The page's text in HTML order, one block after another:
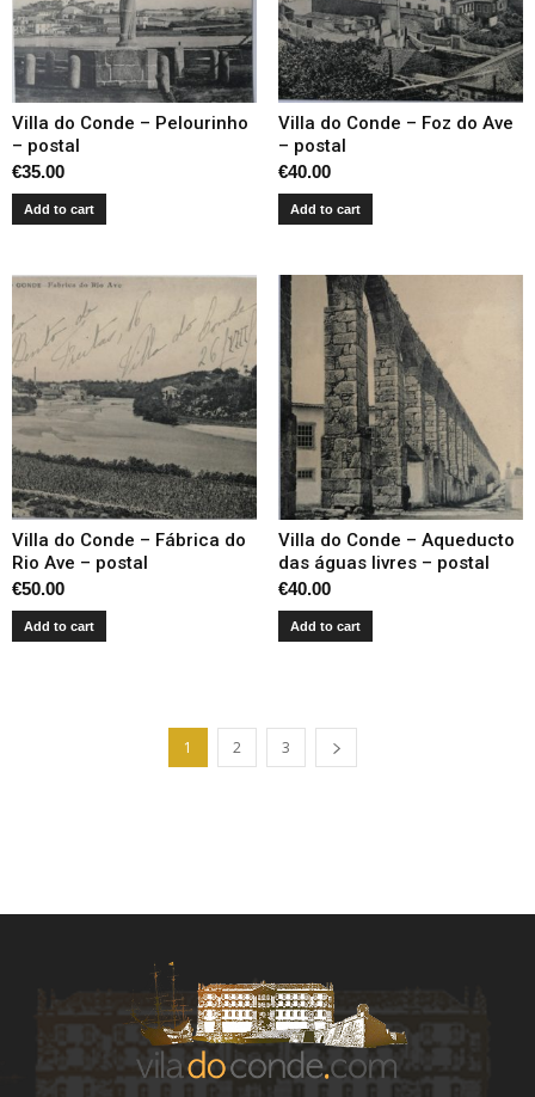
Villa do Conde – Pelourinho
– postal
€35.00
Add to cart
Villa do Conde – Foz do Ave
– postal
€40.00
Add to cart
Villa do Conde – Fábrica do
Rio Ave – postal
€50.00
Add to cart
Villa do Conde – Aqueducto
das águas livres – postal
€40.00
Add to cart
1 2 3